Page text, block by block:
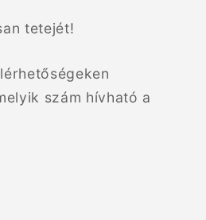
tetejét!
szám hívható a